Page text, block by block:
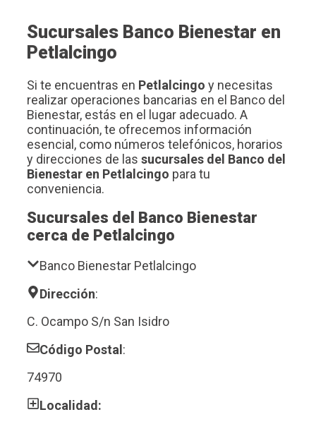
Sucursales Banco Bienestar en
Petlalcingo
Si te encuentras en Petlalcingo y necesitas
realizar operaciones bancarias en el Banco del
Bienestar, estás en el lugar adecuado. A
continuación, te ofrecemos información
esencial, como números telefónicos, horarios
y direcciones de las sucursales del Banco del
Bienestar en Petlalcingo para tu
conveniencia.
Sucursales del Banco Bienestar
cerca de Petlalcingo
Banco Bienestar Petlalcingo
Dirección:
C. Ocampo S/n San Isidro
Código Postal:
74970
Localidad: